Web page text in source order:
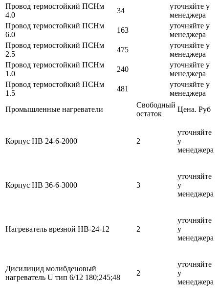
Провод термостойкий ПСНм
4.0
34
уточняйте у
менеджера
Провод термостойкий ПСНм
6.0
163
уточняйте у
менеджера
Провод термостойкий ПСНм
2.5
475
уточняйте у
менеджера
Провод термостойкий ПСНм
1.0
240
уточняйте у
менеджера
Провод термостойкий ПСНм
1.5
481
уточняйте у
менеджера
Промышленные нагреватели
Свободный
остаток
Цена. Руб
Корпус НВ 24-6-2000 2
уточняйте
у
менеджера
Корпус НВ 36-6-3000 3
уточняйте
у
менеджера
Нагреватель врезной НВ-24-12 2
уточняйте
у
менеджера
Дисилицид молибденовый
нагреватель U тип 6/12 180;245;48
2
уточняйте
у
менеджера